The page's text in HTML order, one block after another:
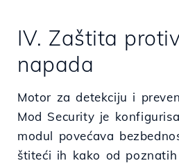
IV. Zaštita
napada
Motor za detekciju i
Mod Security je
modul povećava
štiteći ih kako od